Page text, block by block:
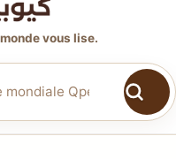
vous lise.